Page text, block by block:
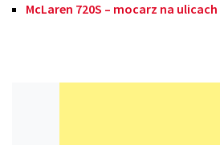
McLaren 720S – mocarz na